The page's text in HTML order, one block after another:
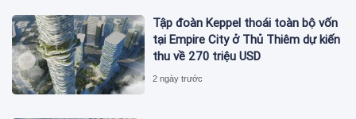
Tập đoàn Keppel thoái toàn bộ vốn
tại Empire City ở Thủ Thiêm dự kiến
thu về 270 triệu USD
2 ngày trước